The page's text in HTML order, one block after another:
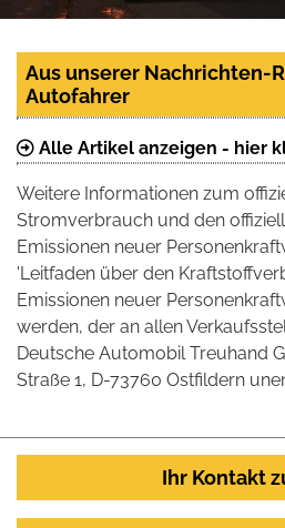
Aus unserer Nachrichten-
Autofahrer
Alle Artikel anzeigen - hier
Weitere Informationen zum
Stromverbrauch und den
Emissionen neuer
'Leitfaden über den
Emissionen neuer
werden, der an allen
Deutsche Automobil Treuhand
Straße 1, D-73760 Ostfildern
Ihr Kontakt